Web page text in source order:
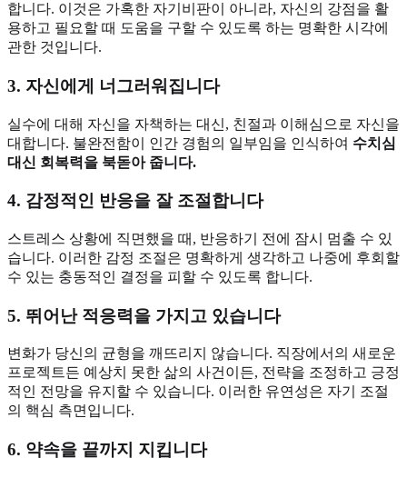
합니다. 이것은 가혹한 자기비판이 아니라, 자신의 강점을 활
용하고 필요할 때 도움을 구할 수 있도록 하는 명확한 시각에
관한 것입니다.
3. 자신에게 너그러워집니다
실수에 대해 자신을 자책하는 대신, 친절과 이해심으로 자신을
대합니다. 불완전함이 인간 경험의 일부임을 인식하여 수치심
대신 회복력을 북돋아 줍니다.
4. 감정적인 반응을 잘 조절합니다
스트레스 상황에 직면했을 때, 반응하기 전에 잠시 멈출 수 있
습니다. 이러한 감정 조절은 명확하게 생각하고 나중에 후회할
수 있는 충동적인 결정을 피할 수 있도록 합니다.
5. 뛰어난 적응력을 가지고 있습니다
변화가 당신의 균형을 깨뜨리지 않습니다. 직장에서의 새로운
프로젝트든 예상치 못한 삶의 사건이든, 전략을 조정하고 긍정
적인 전망을 유지할 수 있습니다. 이러한 유연성은 자기 조절
의 핵심 측면입니다.
6. 약속을 끝까지 지킵니다